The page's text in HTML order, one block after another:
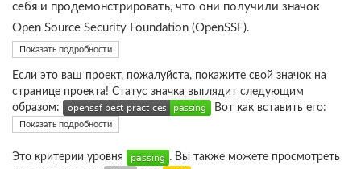
себя и продемонстрировать, что они получили значок
Open Source Security Foundation (OpenSSF).
Показать подробности
Если это ваш проект, пожалуйста, покажите свой значок на
странице проекта! Статус значка выглядит следующим
образом:
Вот как вставить его:
Показать подробности
Это критерии уровня
. Вы также можете просмотреть